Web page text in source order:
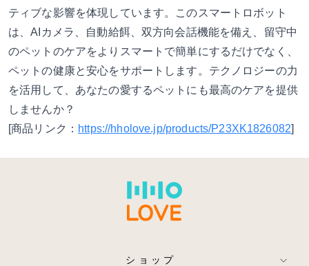
ティブな影響を体現しています。このスマートロボット
は、AIカメラ、自動給餌、双方向会話機能を備え、留守中
のペットのケアをよりスマートで簡単にするだけでなく、
ペットの健康と安心をサポートします。テクノロジーの力
を活用して、あなたの愛するペットにも最高のケアを提供
しませんか？
[商品リンク： https://hholove.jp/products/P23XK1826082]
ショップ